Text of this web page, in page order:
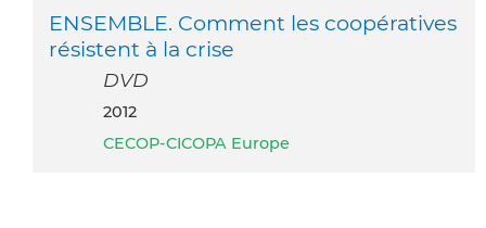
ENSEMBLE. Comment les coopératives
résistent à la crise
DVD
2012
CECOP-CICOPA Europe